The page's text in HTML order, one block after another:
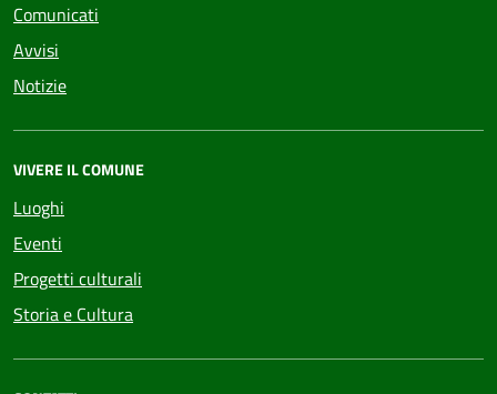
Comunicati
Avvisi
Notizie
VIVERE IL COMUNE
Luoghi
Eventi
Progetti culturali
Storia e Cultura